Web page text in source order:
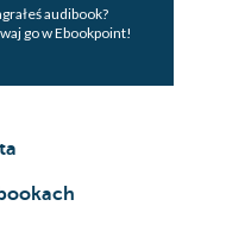
audibook?
go w Ebookpoint!